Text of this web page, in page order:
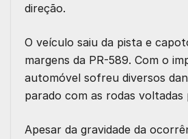
direção.
O veículo saiu da pista e
margens da PR-589. Com o
automóvel sofreu diversos
parado com as rodas voltadas
Apesar da gravidade da